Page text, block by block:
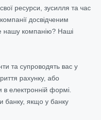
ресурси, зусилля та час
досвідченим
нашу компанію? Наші
та супроводять вас у
рахунку, або
електронній формі.
якщо у банку